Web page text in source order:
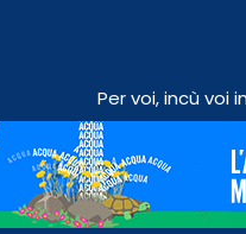
Per voi, incù voi